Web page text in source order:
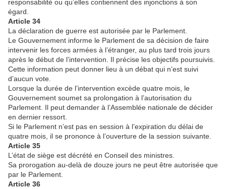
responsabilité ou qu’elles contiennent des injonctions à son
égard.
Article 34
La déclaration de guerre est autorisée par le Parlement.
Le Gouvernement informe le Parlement de sa décision de faire
intervenir les forces armées à l’étranger, au plus tard trois jours
après le début de l’intervention. Il précise les objectifs poursuivis.
Cette information peut donner lieu à un débat qui n’est suivi
d’aucun vote.
Lorsque la durée de l’intervention excède quatre mois, le
Gouvernement soumet sa prolongation à l’autorisation du
Parlement. Il peut demander à l’Assemblée nationale de décider
en dernier ressort.
Si le Parlement n’est pas en session à l’expiration du délai de
quatre mois, il se prononce à l’ouverture de la session suivante.
Article 35
L’état de siège est décrété en Conseil des ministres.
Sa prorogation au-delà de douze jours ne peut être autorisée que
par le Parlement.
Article 36